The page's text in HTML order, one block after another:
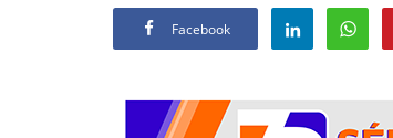
Facebook